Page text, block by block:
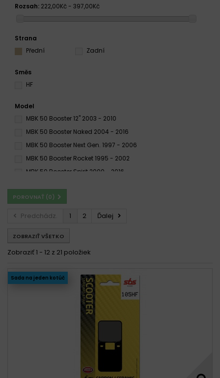
Rozsah: 222,00Kč - 397,00Kč
Strana
Přední
Zadní
Směs
HF
Model
MBK 50 Booster 12'' 2003 - 2010
MBK 50 Booster Naked 2004 - 2016
MBK 50 Booster Next Gen. 1997 - 2006
MBK 50 Booster Rocket 1995 - 2002
MBK 50 Booster Spirit 2000 - 2016
MBK 50 Equalis 1996 - 1998
MBK 50 Nitro 1997 - 2010
MBK 50 Stunt 2000 - 2010
POROVNAŤ (0)
Predchádz. 1 2 Ďalej
ZOBRAZIŤ VŠETKO
Zobraziť 1 - 12 z 21 položiek
Sada na jeden kotúč